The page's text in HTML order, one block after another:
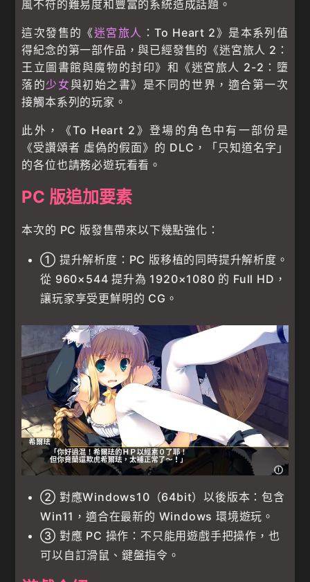
風不符的難易度和豐富的系統造成話題。
這次發售的《迷宮旅人 ：To Heart 2》是本系列值
得紀念的第一部作品，與已經發售的《迷宮旅人 2：
王立圖書館與魔物的封印》和《迷宮旅人 2-2：墮
落的少女與初始之書》是不同的世界，適合第一次
接觸本系列的玩家。
此外，《To Heart 2》登場的角色中有一部份是
《受讚頌者 虛偽的假面》的 DLC，「只知道名字」
的各位也請務必遊玩看看。
PC 版追加要素
本次的 PC 版發售帶來以下幾點強化：
① 提升解析度：PC 版移植的同時提升解析度。
從 960×544 提升為 1920×1080 的 Full HD，
讓玩家享受更鮮明的 CG。
② 對應Windows10（64bit）以後版本：包含
Win11，適合在最新的 Windows 環境遊玩。
③ 對應 PC 操作：不只能用遊戲手把操作，也
可以自訂滑鼠、鍵盤指令。